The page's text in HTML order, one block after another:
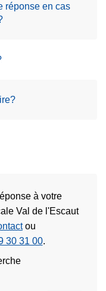
réponse en cas
à votre
Val de l'Escaut
ou
30 31 00.